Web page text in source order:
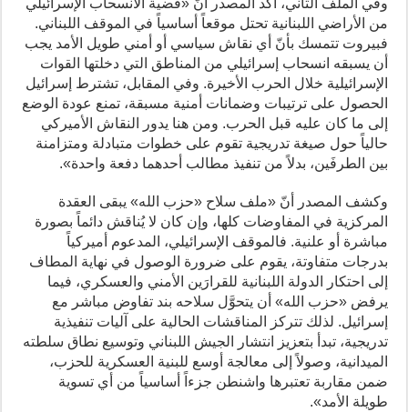
من الأراضي اللبنانية تحتل موقعاً أساسياً في الموقف اللبناني.
فبيروت تتمسك بأنّ أي نقاش سياسي أو أمني طويل الأمد يجب
أن يسبقه انسحاب إسرائيلي من المناطق التي دخلتها القوات
الإسرائيلية خلال الحرب الأخيرة. وفي المقابل، تشترط إسرائيل
الحصول على ترتيبات وضمانات أمنية مسبقة، تمنع عودة الوضع
إلى ما كان عليه قبل الحرب. ومن هنا يدور النقاش الأميركي
حالياً حول صيغة تدريجية تقوم على خطوات متبادلة ومتزامنة
بين الطرفَين، بدلاً من تنفيذ مطالب أحدهما دفعة واحدة».
وكشف المصدر أنّ «ملف سلاح «حزب الله» يبقى العقدة
المركزية في المفاوضات كلها، وإن كان لا يُناقش دائماً بصورة
مباشرة أو علنية. فالموقف الإسرائيلي، المدعوم أميركياً
بدرجات متفاوتة، يقوم على ضرورة الوصول في نهاية المطاف
إلى احتكار الدولة اللبنانية للقرارَين الأمني والعسكري، فيما
يرفض «حزب الله» أن يتحوَّل سلاحه بند تفاوض مباشر مع
إسرائيل. لذلك تتركز المناقشات الحالية على آليات تنفيذية
تدريجية، تبدأ بتعزيز انتشار الجيش اللبناني وتوسيع نطاق سلطته
الميدانية، وصولاً إلى معالجة أوسع للبنية العسكرية للحزب،
ضمن مقاربة تعتبرها واشنطن جزءاً أساسياً من أي تسوية
طويلة الأمد».